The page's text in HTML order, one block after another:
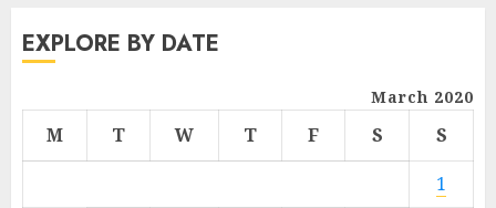
EXPLORE BY DATE
March 2020
M T W T F S
S
1